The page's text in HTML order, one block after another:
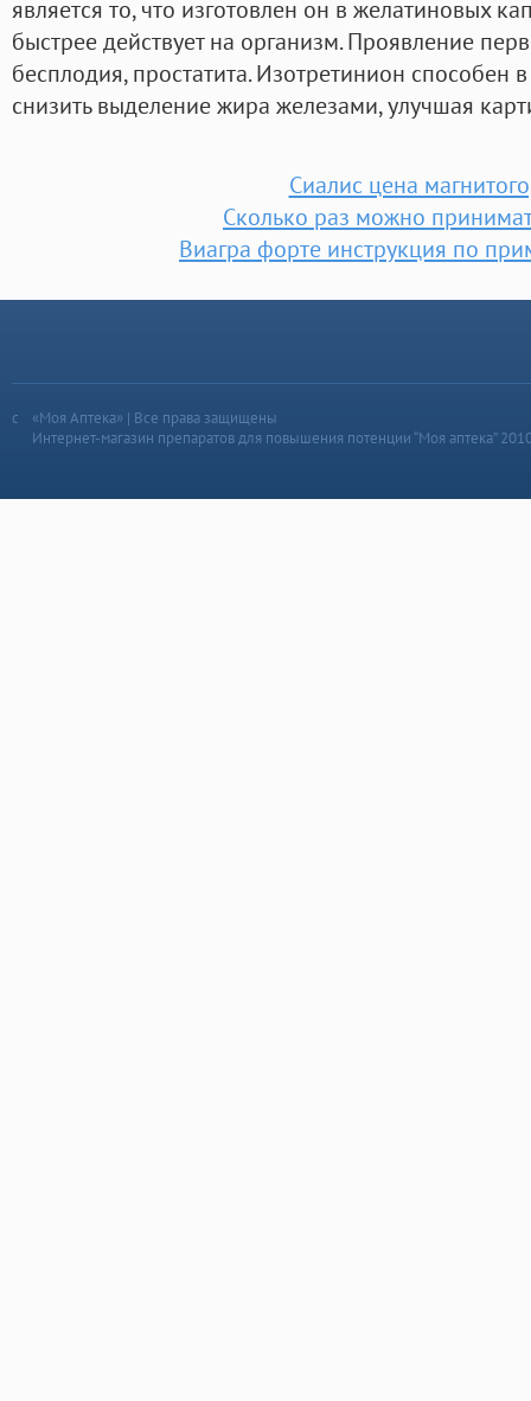
является то, что изготовлен он в желатиновых
быстрее действует на организм. Проявление
бесплодия, простатита. Изотретинион способен
снизить выделение жира железами, улучшая
Сиалис цена
Сколько раз можно
Виагра форте инструкция по
«Моя Аптека» | Все права защищены
Интернет-магазин препаратов для повышения потенции “Моя аптека”